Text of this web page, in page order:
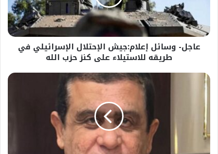
للاستيلاء
على
عاجل- وسائل إعلام:جيش الإحتلال الإسرائيلي في
طريقه للاستيلاء على كنز حزب الله
أطفال
الذكاء
في
مصر